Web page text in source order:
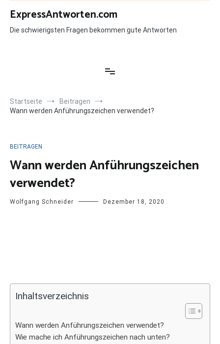
Zum
Inhalt
springen
ExpressAntworten.com
Die schwierigsten Fragen bekommen gute Antworten
Startseite
Beitragen
Wann werden Anführungszeichen verwendet?
BEITRAGEN
Wann werden Anführungszeichen
verwendet?
Wolfgang Schneider Dezember 18, 2020
Inhaltsverzeichnis
Wann werden Anführungszeichen verwendet?
Wie mache ich Anführungszeichen nach unten?